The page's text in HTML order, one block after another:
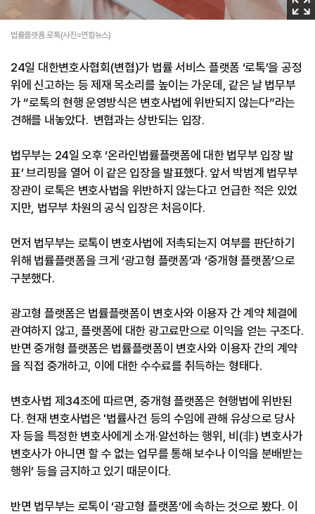
미
대
법률플랫폼 로톡(사진=연합뉴스)
24일 대한변호사협회(변협)가 법률 서비스 플랫폼 ‘로톡’을 공정
위에 신고하는 등 제재 목소리를 높이는 가운데, 같은 날 법무부
가 “로톡의 현행 운영방식은 변호사법에 위반되지 않는다”라는
견해를 내놓았다. 변협과는 상반되는 입장.
법무부는 24일 오후 ‘온라인법률플랫폼에 대한 법무부 입장 발
표’ 브리핑을 열어 이 같은 입장을 발표했다. 앞서 박범계 법무부
장관이 로톡은 변호사법을 위반하지 않는다고 언급한 적은 있었
지만, 법무부 차원의 공식 입장은 처음이다.
먼저 법무부는 로톡이 변호사법에 저촉되는지 여부를 판단하기
위해 법률플랫폼을 크게 ‘광고형 플랫폼’과 ‘중개형 플랫폼’으로
구분했다.
광고형 플랫폼은 법률플랫폼이 변호사와 이용자 간 계약 체결에
관여하지 않고, 플랫폼에 대한 광고료만으로 이익을 얻는 구조다.
반면 중개형 플랫폼은 법률플랫폼이 변호사와 이용자 간의 계약
을 직접 중개하고, 이에 대한 수수료를 취득하는 형태다.
변호사법 제34조에 따르면, 중개형 플랫폼은 현행법에 위반된
다. 현재 변호사법은 '법률사건 등의 수임에 관해 유상으로 당사
자 등을 특정한 변호사에게 소개·알선하는 행위, 비(非) 변호사가
변호사가 아니면 할 수 없는 업무를 통해 보수나 이익을 분배받는
행위’ 등을 금지하고 있기 때문이다.
반면 법무부는 로톡이 ‘광고형 플랫폼’에 속하는 것으로 봤다. 이